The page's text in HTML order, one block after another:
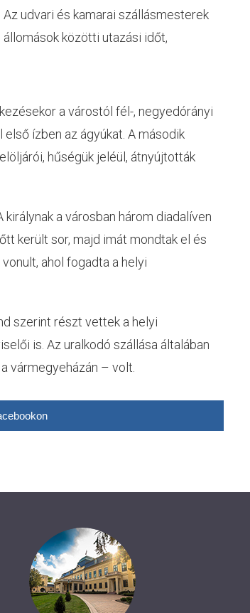
udvari és kamarai szállásmesterek
közötti utazási időt,
a várostól fél-, negyedórányi
ízben az ágyúkat. A második
hűségük jeléül, átnyújtották
a városban három diadalíven
került sor, majd imát mondtak el és
ahol fogadta a helyi
szerint részt vettek a helyi
is. Az uralkodó szállása általában
vármegyeházán – volt.